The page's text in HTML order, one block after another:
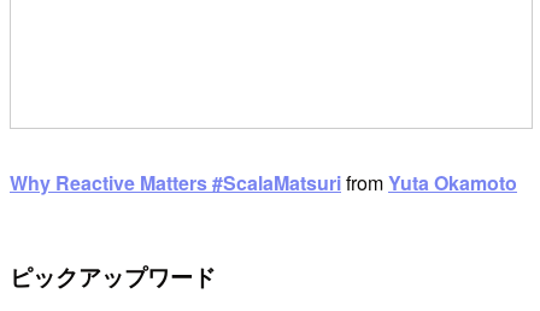
Why Reactive Matters #ScalaMatsurifromYuta Okamoto
ピックアップワード